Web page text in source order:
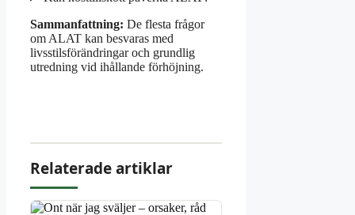
Sammanfattning: De flesta frågor
om ALAT kan besvaras med
livsstilsförändringar och grundlig
utredning vid ihållande förhöjning.
Relaterade artiklar